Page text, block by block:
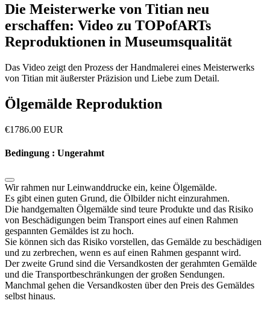
Die Meisterwerke von Titian neu
erschaffen: Video zu TOPofARTs
Reproduktionen in Museumsqualität
Das Video zeigt den Prozess der Handmalerei eines Meisterwerks
von Titian mit äußerster Präzision und Liebe zum Detail.
Ölgemälde Reproduktion
€1786.00 EUR
Bedingung : Ungerahmt
Wir rahmen nur Leinwanddrucke ein, keine Ölgemälde.
Es gibt einen guten Grund, die Ölbilder nicht einzurahmen.
Die handgemalten Ölgemälde sind teure Produkte und das Risiko
von Beschädigungen beim Transport eines auf einen Rahmen
gespannten Gemäldes ist zu hoch.
Sie können sich das Risiko vorstellen, das Gemälde zu beschädigen
und zu zerbrechen, wenn es auf einen Rahmen gespannt wird.
Der zweite Grund sind die Versandkosten der gerahmten Gemälde
und die Transportbeschränkungen der großen Sendungen.
Manchmal gehen die Versandkosten über den Preis des Gemäldes
selbst hinaus.